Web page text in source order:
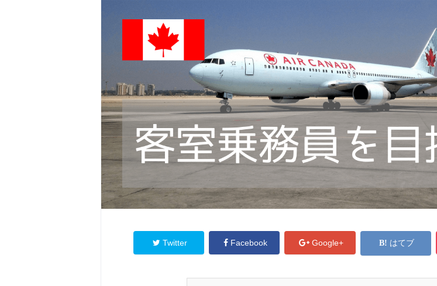
Twitter Facebook Google+ はてブ